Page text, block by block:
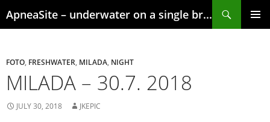
to
ApneaSite – underwater on a single breath
FOTO FRESHWATER MILADA NIGHT
MILADA – 30.7. 2018
JULY 30, 2018 JKEPIC